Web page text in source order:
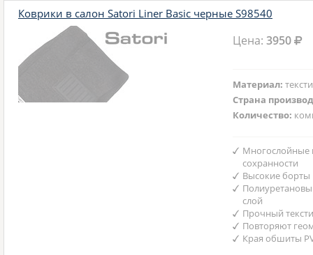
Коврики в салон Satori Liner Basic черные S98540
Цена:3950
Материал:
Страна
Количество:
Многослойные
сохранности
Высокие борты
слой
Прочный
Повторяют
Края обшиты